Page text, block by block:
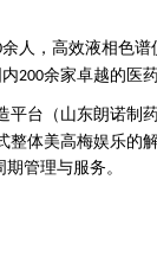
余人，高效液相色谱
200余家卓越的医
台（山东朗诺制药
整体美高梅娱乐的
管理与服务。